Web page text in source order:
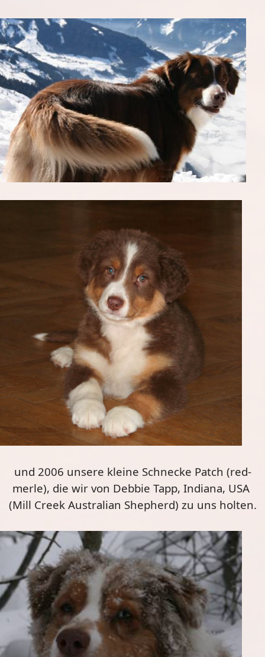
und 2006 unsere kleine Schnecke Patch (red-
merle), die wir von Debbie Tapp, Indiana, USA
(Mill Creek Australian Shepherd) zu uns holten.